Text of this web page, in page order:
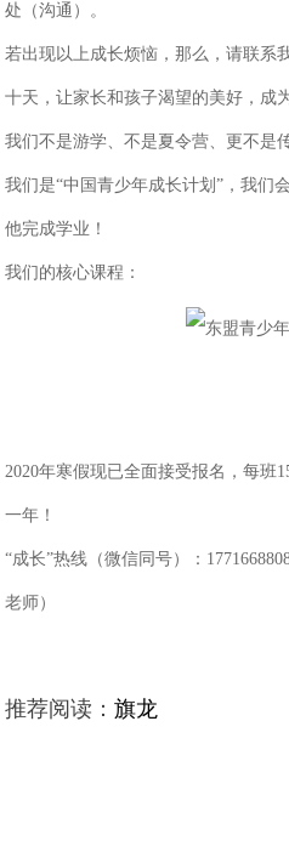
处（沟通）。
若出现以上成长烦恼，那么，请联系
十天，让家长和孩子渴望的美好，成
我们不是游学、不是夏令营、更不是
我们是“中国青少年成长计划”，我们
他完成学业！
我们的核心课程：
2020年寒假现已全面接受报名，每班
一年！
“成长”热线（微信同号）：
老师）
推荐阅读：旗龙